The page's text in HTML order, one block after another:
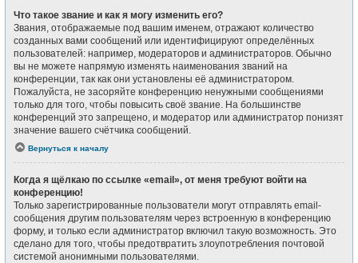
Что такое звание и как я могу изменить его?
Звания, отображаемые под вашим именем, отражают количество
созданных вами сообщений или идентифицируют определённых
пользователей: например, модераторов и администраторов. Обычно
вы не можете напрямую изменять наименования званий на
конференции, так как они установлены её администратором.
Пожалуйста, не засоряйте конференцию ненужными сообщениями
только для того, чтобы повысить своё звание. На большинстве
конференций это запрещено, и модератор или администратор понизят
значение вашего счётчика сообщений.
Вернуться к началу
Когда я щёлкаю по ссылке «email», от меня требуют войти на
конференцию!
Только зарегистрированные пользователи могут отправлять email-
сообщения другим пользователям через встроенную в конференцию
форму, и только если администратор включил такую возможность. Это
сделано для того, чтобы предотвратить злоупотребления почтовой
системой анонимными пользователями.